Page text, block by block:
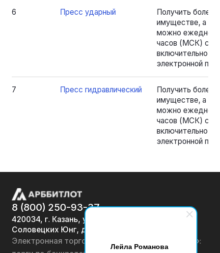
Лейла Романова
6 Пресс ударный
Получить
имуществе, а
можно
часов (МСК) с
включительно,
электронной
7 Пресс гидравлический
Получить
имуществе, а
можно
часов (МСК) с
включительно,
электронной
8 (800) 250-93-37
420034, г. Казань, ул.
Соловецких Юнг, д. 7
Электронная торговая площадка «АРББИТЛОТ»: